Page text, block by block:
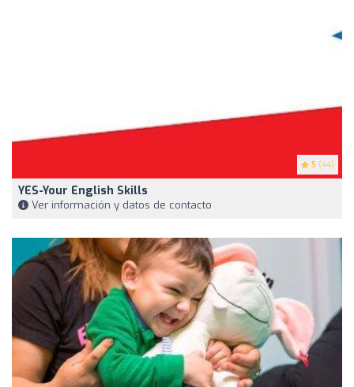
5 (44)
YES-Your English Skills
Ver información y datos de contacto